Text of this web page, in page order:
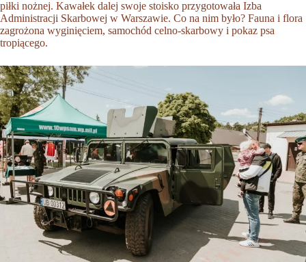
piłki nożnej. Kawałek dalej swoje stoisko przygotowała Izba
Administracji Skarbowej w Warszawie. Co na nim było? Fauna i flora
zagrożona wyginięciem, samochód celno-skarbowy i pokaz psa
tropiącego.